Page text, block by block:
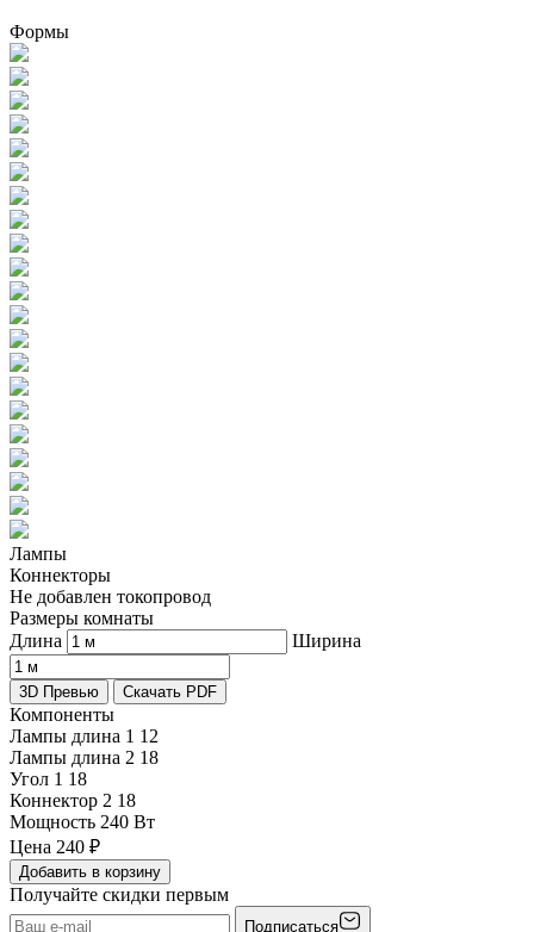
Формы
Лампы
Коннекторы
Не добавлен токопровод
Размеры комнаты
Длина
Ширина
3D Превью Скачать PDF
Компоненты
Лампы длина 1 12
Лампы длина 2 18
Угол 1 18
Коннектор 2 18
Мощность 240 Вт
Цена 240 ₽
Добавить в корзину
Получайте скидки первым
Подписаться